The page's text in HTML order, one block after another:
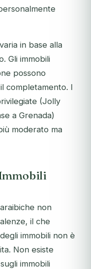
in base alla
Gli immobili
possono
completamento. I
(Jolly
a Grenada)
moderato ma
non
il che
immobili non è
Non esiste
immobili